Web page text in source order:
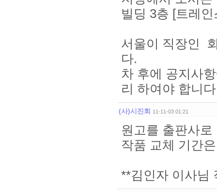
빌딩 3층 [트레
서울이 직장인
다.
차 후에 공지사
리 하여야 합니
(사)시진회 11-11-03 01:21
원고를 출판사
작품 교체 기간
**김인자 이사님